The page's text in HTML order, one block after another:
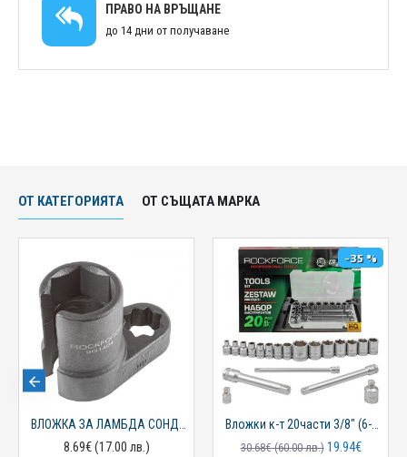
ПРАВО НА ВРЪЩАНЕ
до 14 дни от получаване
ОТ КАТЕГОРИЯТА ОТ СЪЩАТА МАРКА
8.69€ (17.00 лв.)
-35 %
30.68€ (60.00 лв.) 19.94€